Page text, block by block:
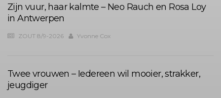
Zijn vuur, haar kalmte – Neo Rauch en Rosa Loy
in Antwerpen
ZOUT 8/9-2026 Yvonne Cox
Twee vrouwen – Iedereen wil mooier, strakker,
jeugdiger